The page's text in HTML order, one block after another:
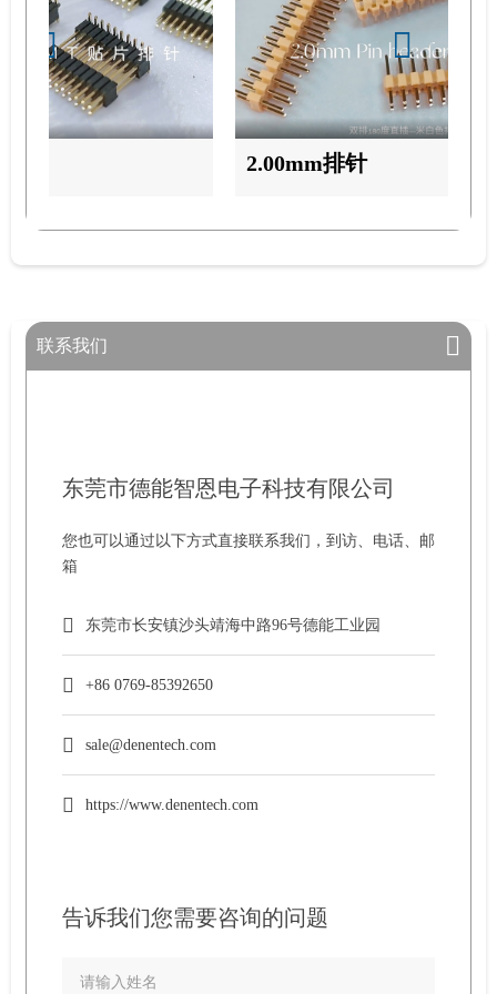
2.00mm排针
联系我们
告诉我们您需要咨询的问题
东莞市德能智恩电子科技有限公司
您也可以通过以下方式直接联系我们，到访、电话、邮
箱
东莞市长安镇沙头靖海中路96号德能工业园
+86 0769-85392650
sale@denentech.com
https://www.denentech.com